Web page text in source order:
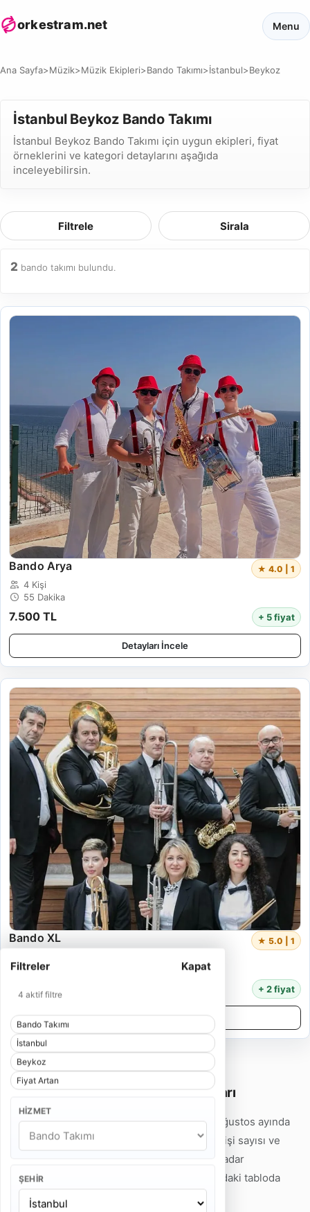
orkestram.net Menu
Ana Sayfa>Müzik>Müzik Ekipleri>Bando Takımı>İstanbul>Beykoz
İstanbul Beykoz Bando Takımı
İstanbul Beykoz Bando Takımı için uygun ekipleri, fiyat
örneklerini ve kategori detaylarını aşağıda
inceleyebilirsin.
Filtreler Kapat
4 aktif filtre
Bando Takımı
İstanbul
Beykoz
Fiyat Artan
HIZMET
ŞEHIR
Filtrele Sirala
2 bando takımı bulundu.
Bando Arya ★ 4.0 | 1
4 Kişi
55 Dakika
7.500 TL + 5 fiyat
Detayları İncele
Bando XL ★ 5.0 | 1
55 Dakika
14.000 TL + 2 fiyat
İstanbul Beykoz Bando Takımı Fiyatları
İstanbul Beykoz Bando Takımı fiyatları 2026 Ağustos ayında
7.500 TL'den başlamaktadır. Hizmet tipi, ekip kişi sayısı ve
program süresine göre fiyatlar 32.000 TL'ye kadar
çıkabilmektedir. Detaylı fiyat örneklerini aşağıdaki tabloda
inceleyebilirsiniz.